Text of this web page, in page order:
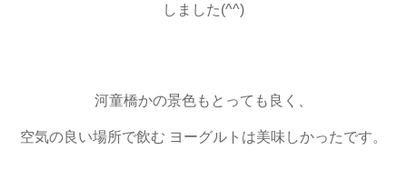
しました(^^)
河童橋かの景色もとっても良く、
空気の良い場所で飲む ヨーグルトは美味しかったです。